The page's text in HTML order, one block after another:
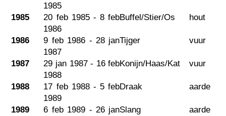
1985
1985
20 feb 1985 - 8 feb
1986
Buffel/Stier/Os hout
1986
9 feb 1986 - 28 jan
1987
Tijger vuur
1987
29 jan 1987 - 16 feb
1988
Konijn/Haas/Kat vuur
1988
17 feb 1988 - 5 feb
1989
Draak aarde
1989
6 feb 1989 - 26 janSlang aarde